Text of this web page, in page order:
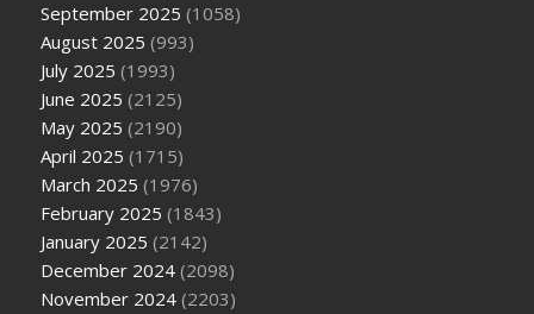
September 2025 (1058)
August 2025 (993)
July 2025 (1993)
June 2025 (2125)
May 2025 (2190)
April 2025 (1715)
March 2025 (1976)
February 2025 (1843)
January 2025 (2142)
December 2024 (2098)
November 2024 (2203)